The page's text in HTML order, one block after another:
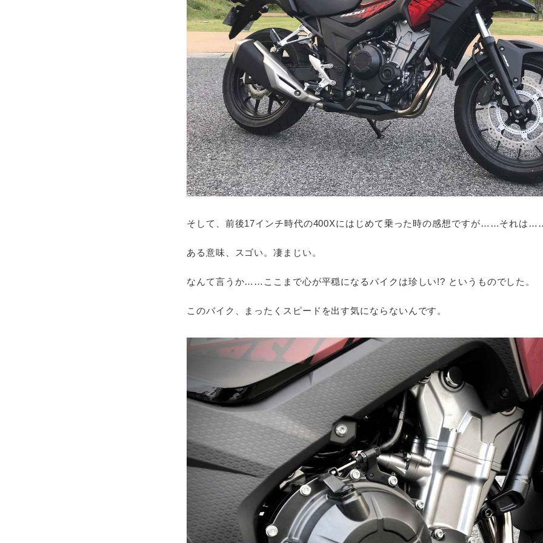
そして、前後17インチ時代の400Xにはじめて乗った時の感想ですが……それは
ある意味、スゴい。凄まじい。
なんて言うか……ここまで心が平穏になるバイクは珍しい!? というものでした。
このバイク、まったくスピードを出す気にならないんです。